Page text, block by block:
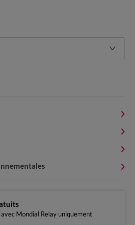
Mondial Relay uniquement